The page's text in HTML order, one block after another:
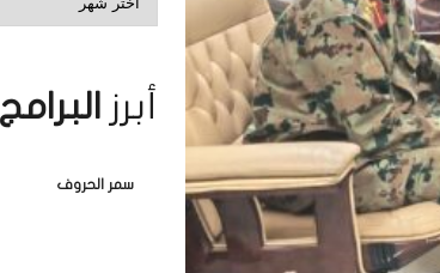
أبرز البرامج
سمر الحروف